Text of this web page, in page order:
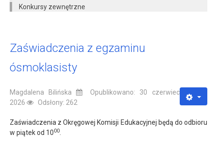
Konkursy zewnętrzne
Zaświadczenia z egzaminu
ósmoklasisty
Magdalena Bilińska
Opublikowano: 30 czerwiec
2026
Odsłony: 262
Zaświadczenia z Okręgowej Komisji Edukacyjnej będą do odbioru
w piątek od 1000